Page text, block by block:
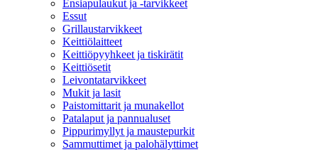
Ensiapulaukut ja -tarvikkeet
Essut
Grillaustarvikkeet
Keittiölaitteet
Keittiöpyyhkeet ja tiskirätit
Keittiösetit
Leivontatarvikkeet
Mukit ja lasit
Paistomittarit ja munakellot
Patalaput ja pannualuset
Pippurimyllyt ja maustepurkit
Sammuttimet ja palohälyttimet